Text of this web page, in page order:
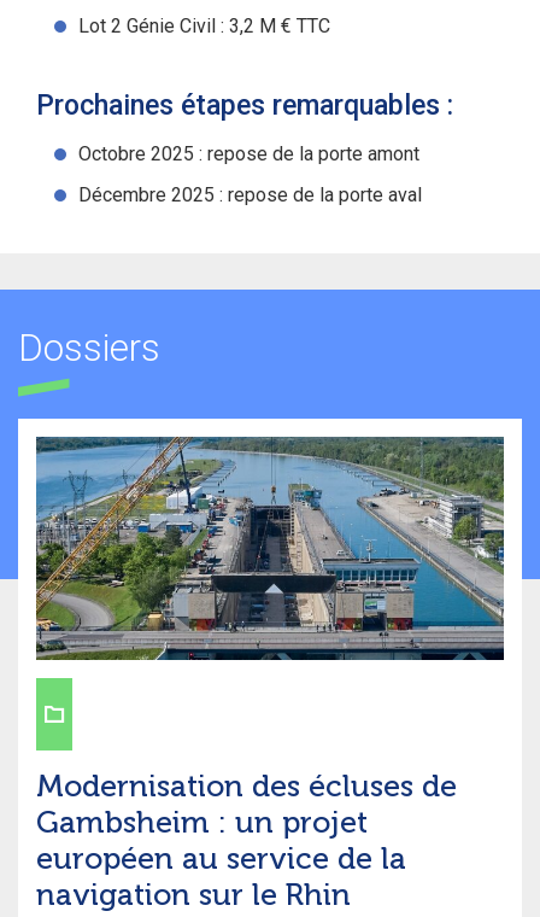
Lot 2 Génie Civil : 3,2 M € TTC
Prochaines étapes remarquables :
Octobre 2025 : repose de la porte amont
Décembre 2025 : repose de la porte aval
Dossiers
Modernisation des écluses de
Gambsheim : un projet
européen au service de la
navigation sur le Rhin